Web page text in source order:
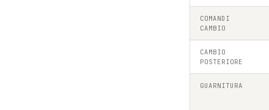
COMANDI
CAMBIO
CAMBIO
POSTERIORE
GUARNITURA